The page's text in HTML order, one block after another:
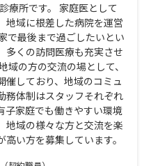
療所です。 家庭医として
地域に根差した病院を運営
で最後まで過ごしたいとい
多くの訪問医療も充実させ
域の方の交流の場として、
催しており、地域のコミュ
務体制はスタッフそれぞれ
子家庭でも働きやすい環境
地域の様々な方と交流を楽
い方を募集しています。